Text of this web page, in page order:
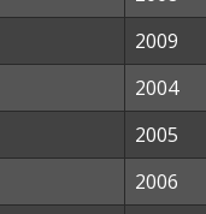
2009
2004
2005
2006